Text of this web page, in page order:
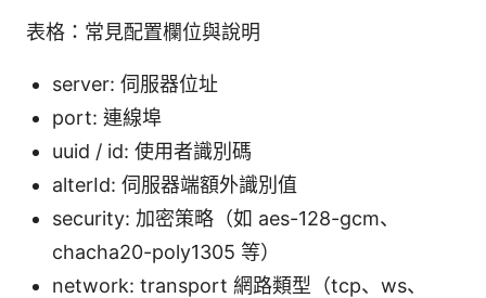
表格：常見配置欄位與說明
server: 伺服器位址
port: 連線埠
uuid / id: 使用者識別碼
alterId: 伺服器端額外識別值
security: 加密策略（如 aes-128-gcm、
chacha20-poly1305 等）
network: transport 網路類型（tcp、ws、